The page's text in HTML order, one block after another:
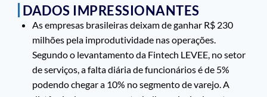
DADOS IMPRESSIONANTES
As empresas brasileiras deixam de ganhar R$ 230
milhões pela improdutividade nas operações.
Segundo o levantamento da Fintech LEVEE, no setor
de serviços, a falta diária de funcionários é de 5%
podendo chegar a 10% no segmento de varejo. A